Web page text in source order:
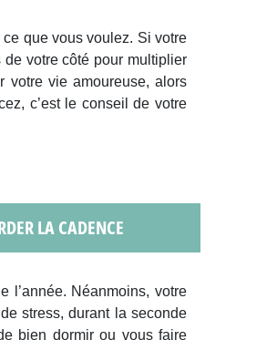
que vous voulez. Si votre
votre côté pour multiplier
votre vie amoureuse, alors
c’est le conseil de votre
LA CADENCE
l’année. Néanmoins, votre
stress, durant la seconde
bien dormir ou vous faire